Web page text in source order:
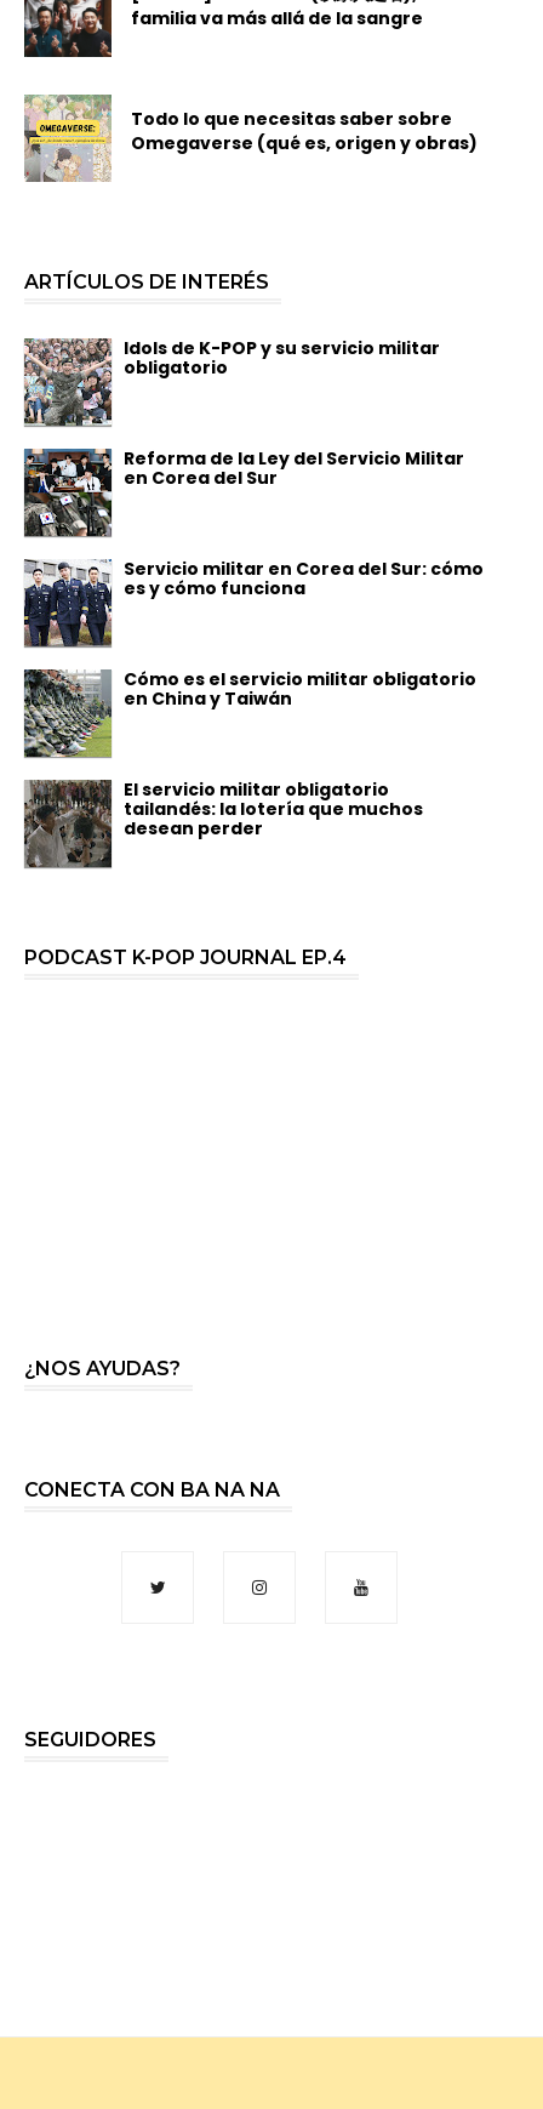
familia va más allá de la sangre
Todo lo que necesitas saber sobre
Omegaverse (qué es, origen y obras)
ARTÍCULOS DE INTERÉS
Idols de K-POP y su servicio militar
obligatorio
Reforma de la Ley del Servicio Militar
en Corea del Sur
Servicio militar en Corea del Sur: cómo
es y cómo funciona
Cómo es el servicio militar obligatorio
en China y Taiwán
El servicio militar obligatorio
tailandés: la lotería que muchos
desean perder
PODCAST K-POP JOURNAL EP.4
¿NOS AYUDAS?
CONECTA CON BA NA NA
SEGUIDORES